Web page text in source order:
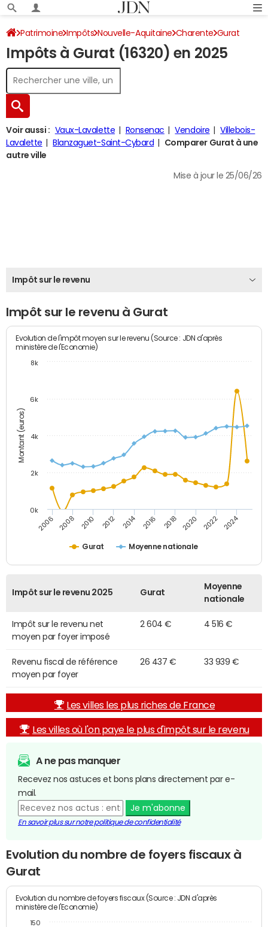
Patrimoine Impôts Nouvelle-Aquitaine Charente Gurat
Impôt sur le revenu
Impôts à Gurat (16320) en 2025
Voir aussi : Vaux-Lavalette Ronsenac Vendoire
Villebois-
Lavalette
Blanzaguet-Saint-Cybard
Comparer Gurat à une
autre ville
Mise à jour le 25/06/26
Impôt sur le revenu
Impôt sur le revenu à Gurat
Montant (euros)
Evolution de l'impôt moyen sur le revenu (Source : JDN d'après
ministère de l'Economie)
Gurat Moyenne nationale
2006 2008 2010 2012 2014 2016 2018 2020 2022 2024
0k
2k
4k
6k
8k
Impôt sur le revenu 2025 Gurat
Moyenne
nationale
Impôt sur le revenu net
moyen par foyer imposé
2 604 € 4 516 €
Revenu fiscal de référence
moyen par foyer
26 437 € 33 939 €
Les villes les plus riches de France
Les villes où l'on paye le plus d'impôt sur le revenu
A ne pas manquer
Recevez nos astuces et bons plans directement par e-
mail.
Je m'abonne
En savoir plus sur notre politique de confidentialité
Evolution du nombre de foyers fiscaux à
Gurat
Evolution du nombre de foyers fiscaux (Source : JDN d'après
ministère de l'Economie)
150